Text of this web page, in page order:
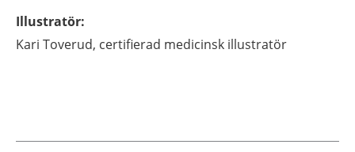
Illustratör:
Kari Toverud, certifierad medicinsk illustratör